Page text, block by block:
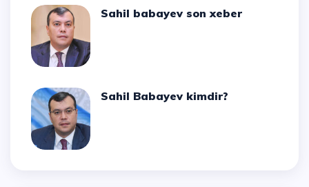
Sahil babayev son xeber
Sahil Babayev kimdir?